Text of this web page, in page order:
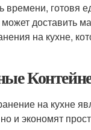
готовя
доставить
на кухне,
на кухне
и экономят